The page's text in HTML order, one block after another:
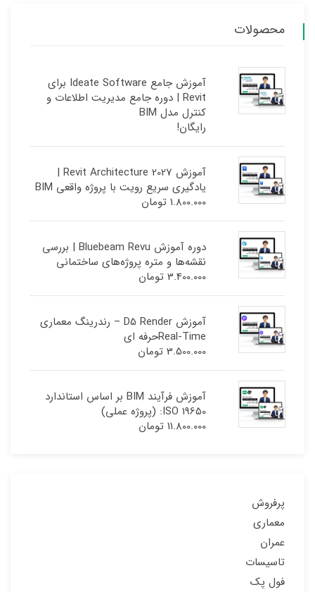
محصولات
آموزش جامع Ideate Software برای
Revit | دوره جامع مدیریت اطلاعات و
کنترل مدل BIM
رایگان!
آموزش Revit Architecture 2027 |
یادگیری سریع رویت با پروژه واقعی BIM
1.800.000 تومان
دوره آموزش Bluebeam Revu | بررسی
نقشه‌ها و متره پروژه‌های ساختمانی
3.400.000 تومان
آموزش D5 Render – رندرینگ معماری
Real-Timeحرفه ای
3.500.000 تومان
آموزش فرآیند BIM بر اساس استاندارد
ISO 19650: (پروژه عملی)
11.800.000 تومان
پرفروش
معماری
عمران
تاسیسات
فول پک